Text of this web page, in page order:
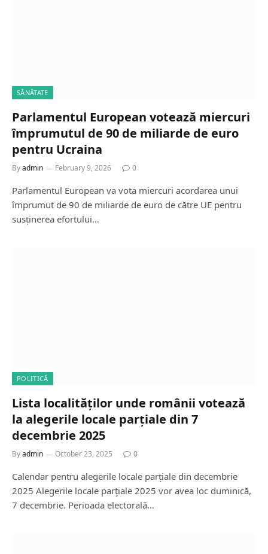
SĂNĂTATE
Parlamentul European votează miercuri
împrumutul de 90 de miliarde de euro
pentru Ucraina
Byadmin February 9, 2026 0
Parlamentul European va vota miercuri acordarea unui
împrumut de 90 de miliarde de euro de către UE pentru
susținerea efortului…
POLITICĂ
Lista localităților unde românii votează
la alegerile locale parțiale din 7
decembrie 2025
Byadmin October 23, 2025 0
Calendar pentru alegerile locale parțiale din decembrie
2025 Alegerile locale parţiale 2025 vor avea loc duminică,
7 decembrie. Perioada electorală…